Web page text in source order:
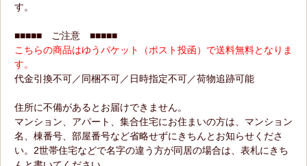
す。
■■■■■ ご注意 ■■■■■
こちらの商品はゆうパケット（ポスト投函）で送料無料となりま
す。
代金引換不可／同梱不可／日時指定不可／荷物追跡可能
住所に不備があるとお届けできません。
マンション、アパート、集合住宅にお住まいの方は、マンション
名、棟番号、部屋番号など省略せずにきちんとお知らせくださ
い。2世帯住宅などで名字の違う方が同居の場合は、表札にきち